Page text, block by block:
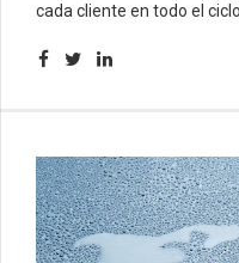
cada cliente en todo el